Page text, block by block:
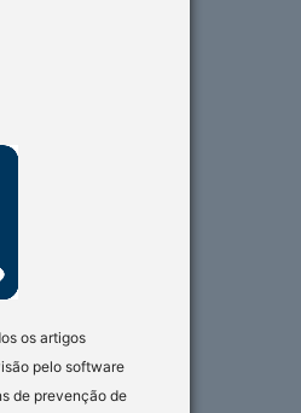
os artigos
pelo software
de prevenção de